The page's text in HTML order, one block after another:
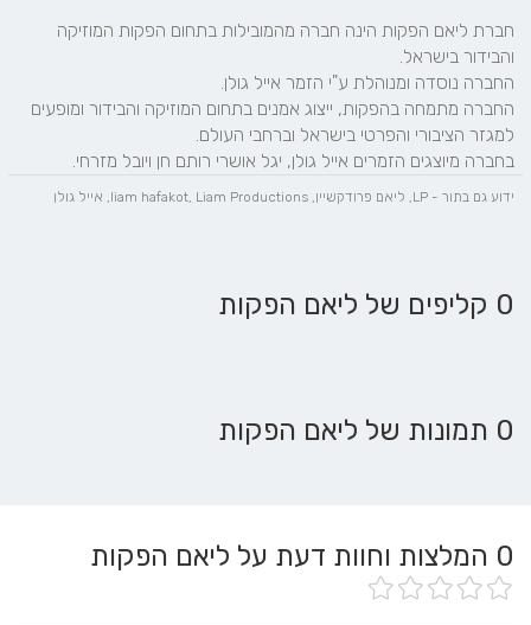
בחברה מיוצגים הזמרים אייל גולן, יגל אושרי רותם חן ויובל מזרחי.
ידוע גם בתור - LP, ליאם פרודקשיין, liam hafakot, Liam Productions, אייל גולן
0 קליפים של ליאם הפקות
0 תמונות של ליאם הפקות
0 המלצות וחוות דעת על ליאם הפקות